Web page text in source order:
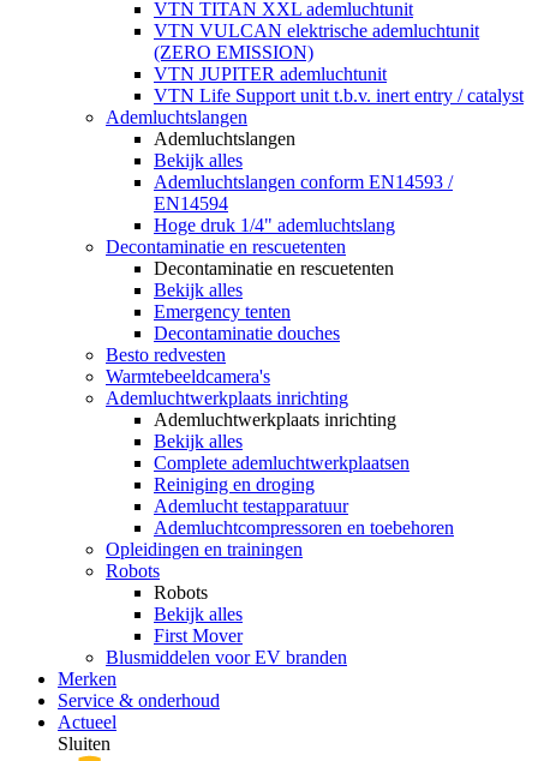
VTN TITAN XXL ademluchtunit
VTN VULCAN elektrische ademluchtunit
(ZERO EMISSION)
VTN JUPITER ademluchtunit
VTN Life Support unit t.b.v. inert entry / catalyst
Ademluchtslangen
Ademluchtslangen
Bekijk alles
Ademluchtslangen conform EN14593 /
EN14594
Hoge druk 1/4" ademluchtslang
Decontaminatie en rescuetenten
Decontaminatie en rescuetenten
Bekijk alles
Emergency tenten
Decontaminatie douches
Besto redvesten
Warmtebeeldcamera's
Ademluchtwerkplaats inrichting
Ademluchtwerkplaats inrichting
Bekijk alles
Complete ademluchtwerkplaatsen
Reiniging en droging
Ademlucht testapparatuur
Ademluchtcompressoren en toebehoren
Opleidingen en trainingen
Robots
Robots
Bekijk alles
First Mover
Blusmiddelen voor EV branden
Merken
Service & onderhoud
Actueel
Sluiten